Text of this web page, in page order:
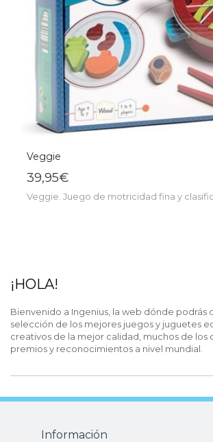
Veggie
39,95€
Veggie. Juego de motricidad fina y
¡HOLA!
Bienvenido a Ingenius, la web dónde podrás
selección de los mejores juegos y juguetes
creativos de la mejor calidad, muchos de los
premios y reconocimientos a nivel mundial.
Información